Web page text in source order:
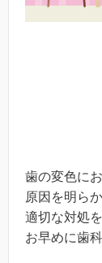
歯の変色に
原因を明ら
適切な対処
お早めに歯